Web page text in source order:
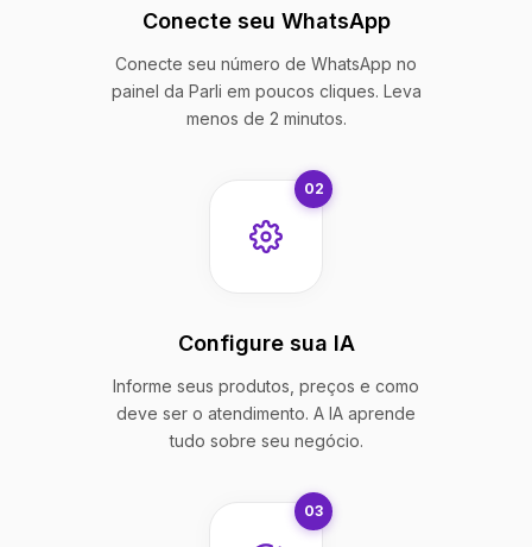
Conecte seu WhatsApp
Conecte seu número de WhatsApp no
painel da Parli em poucos cliques. Leva
menos de 2 minutos.
02
Configure sua IA
Informe seus produtos, preços e como
deve ser o atendimento. A IA aprende
tudo sobre seu negócio.
03